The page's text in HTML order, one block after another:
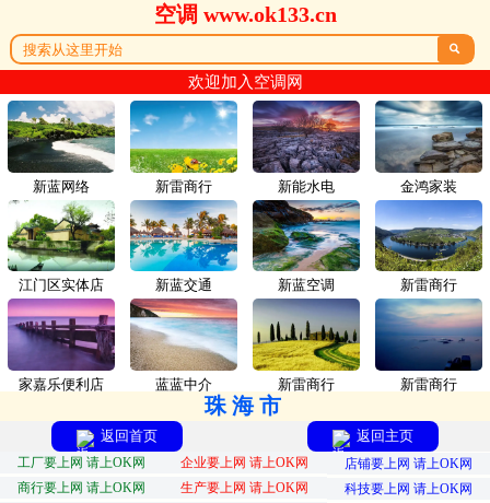
空调 www.ok133.cn

欢迎加入空调网
新蓝网络 新雷商行
江门区实体店 新蓝交通
家嘉乐便利店 蓝蓝中介
新能水电 金鸿家装
新蓝空调 新雷商行
新雷商行 新雷商行
珠海市
返回首页 返回主页
工厂要上网 请上OK网 企业要上网 请上OK网
店铺要上网 请上OK网
商行要上网 请上OK网
生产要上网 请上OK网
科技要上网 请上OK网